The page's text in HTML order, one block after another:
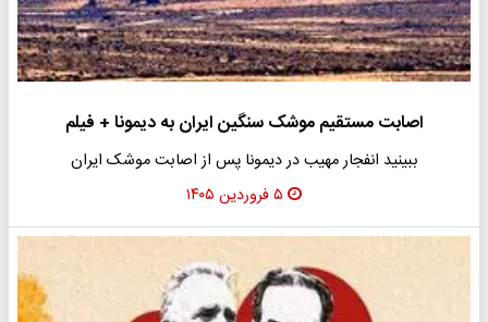
اصابت مستقیم موشک سنگین ایران به دیمونا + فیلم
ببینید انفجار مهیب در دیمونا پس از اصابت موشک ایران
۵ فروردین ۱۴۰۵